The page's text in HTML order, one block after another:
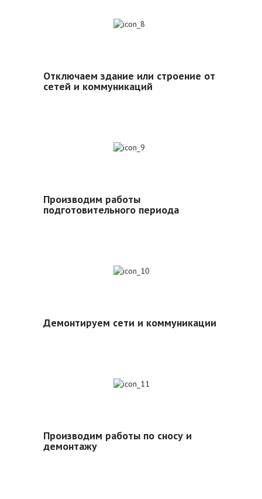
Отключаем здание или строение от
сетей и коммуникаций
Производим работы
подготовительного периода
Демонтируем сети и коммуникации
Производим работы по сносу и
демонтажу